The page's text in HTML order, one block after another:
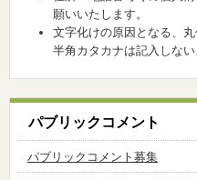
願いいたします。
文字化けの原因となる、
半角カタカナは記入しない
パブリックコメント
パブリックコメント募集